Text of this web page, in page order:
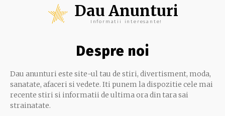
Dau Anunturi
Informatii interesante!
Despre noi
Dau anunturi este site-ul tau de stiri, divertisment, moda,
sanatate, afaceri si vedete. Iti punem la dispozitie cele mai
recente stiri si informatii de ultima ora din tara sai
strainatate.